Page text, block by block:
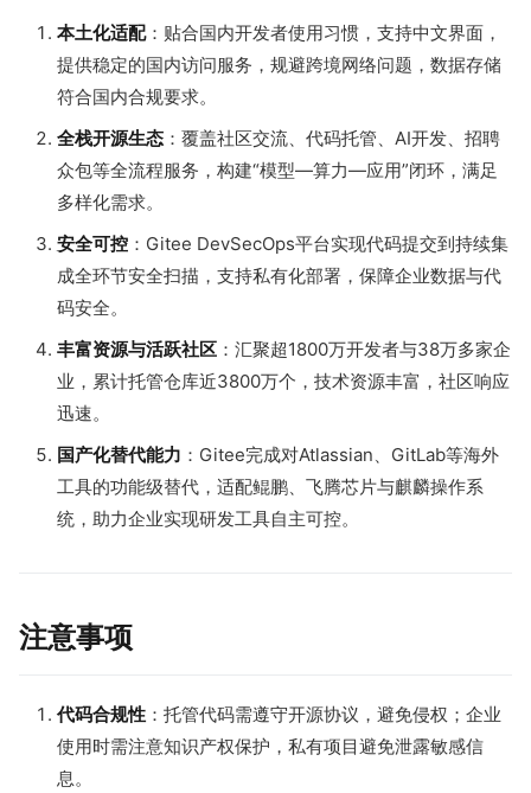
本土化适配：贴合国内开发者使用习惯，支持中文界面，
提供稳定的国内访问服务，规避跨境网络问题，数据存储
符合国内合规要求。
全栈开源生态 ：覆盖社区交流、代码托管、AI开发、招聘
众包等全流程服务，构建“模型—算力—应用”闭环，满足
多样化需求。
安全可控 ：Gitee DevSecOps平台实现代码提交到持续集
成全环节安全扫描，支持私有化部署，保障企业数据与代
码安全。
丰富资源与活跃社区 ：汇聚超1800万开发者与38万多家企
业，累计托管仓库近3800万个，技术资源丰富，社区响应
迅速。
国产化替代能力 ：Gitee完成对Atlassian、GitLab等海外
工具的功能级替代，适配鲲鹏、飞腾芯片与麒麟操作系
统，助力企业实现研发工具自主可控。
注意事项
代码合规性 ：托管代码需遵守开源协议，避免侵权；企业
使用时需注意知识产权保护，私有项目避免泄露敏感信
息。